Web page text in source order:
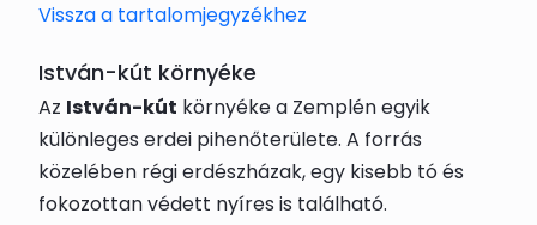
Vissza a tartalomjegyzékhez
István-kút környéke
Az István-kút környéke a Zemplén egyik
különleges erdei pihenőterülete. A forrás
közelében régi erdészházak, egy kisebb tó és
fokozottan védett nyíres is található.